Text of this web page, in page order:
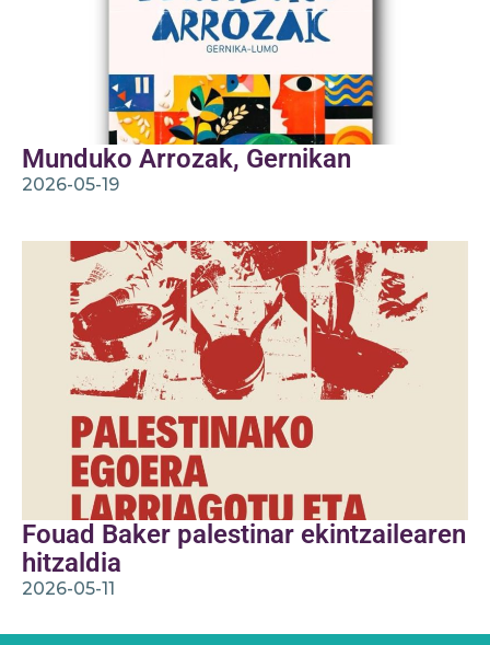
Munduko Arrozak, Gernikan
2026-05-19
Fouad Baker palestinar ekintzailearen
hitzaldia
2026-05-11